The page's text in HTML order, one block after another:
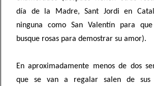
día de la Madre, Sant Jordi en
ninguna como San Valentín para
busque rosas para demostrar su amor).
En aproximadamente menos de dos
que se van a regalar salen de sus